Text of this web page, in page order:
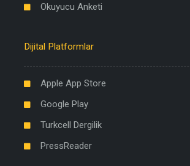
Okuyucu Anketi
Dijital Platformlar
Apple App Store
Google Play
Turkcell Dergilik
PressReader